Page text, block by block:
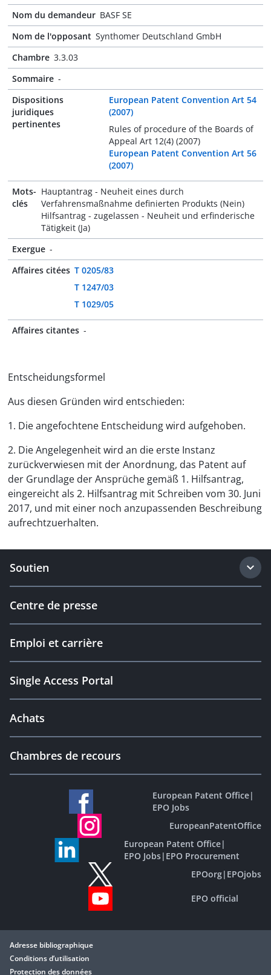
Nom du demandeur BASF SE
Nom de l'opposant Synthomer Deutschland GmbH
Chambre 3.3.03
Sommaire -
Dispositions
juridiques
pertinentes
European Patent Convention Art 54
(2007)
Rules of procedure of the Boards of
Appeal Art 12(4) (2007)
European Patent Convention Art 56
(2007)
Mots-
clés
Hauptantrag - Neuheit eines durch
Verfahrensmaßnahme definierten Produkts (Nein)
Hilfsantrag - zugelassen - Neuheit und erfinderische
Tätigkeit (Ja)
Exergue -
Affaires citées T 0205/83
T 1247/03
T 1029/05
Affaires citantes -
Entscheidungsformel
Aus diesen Gründen wird entschieden:
1. Die angefochtene Entscheidung wird aufgehoben.
2. Die Angelegenheit wird an die erste Instanz
zurückverwiesen mit der Anordnung, das Patent auf
der Grundlage der Ansprüche gemäß 1. Hilfsantrag,
eingereicht als 2. Hilfsantrag mit Schreiben vom 30. Juni
2017, und mit einer noch anzupassenden Beschreibung
aufrechtzuerhalten.
Soutien
Centre de presse
Emploi et carrière
Single Access Portal
Achats
Chambres de recours
European Patent Office|
EPO Jobs
EuropeanPatentOffice
European Patent Office|
EPO Jobs| EPO Procurement
EPOorg| EPOjobs
EPO official
Adresse bibliographique
Conditions d’utilisation
Protection des données